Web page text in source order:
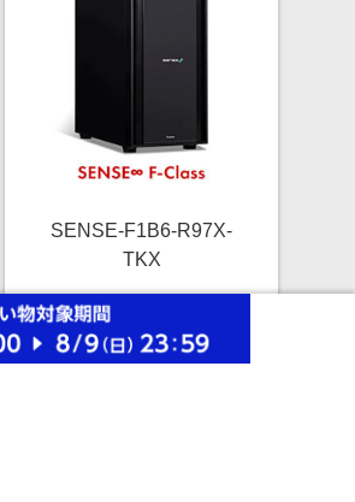
SENSE-F1B6-R97X-
TKX
￥389,800
2.5%